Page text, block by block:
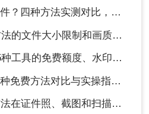
将图片导入。
自定义选项，但需要一定
么弄的方法，无论你选择
法实测对比，附各场景最优选！
件大小限制和画质保留实测！
免费额度、水印和文件限制对比！
对比与实操指南（附详细表格）！
、截图和扫描件上的转换精度差异！